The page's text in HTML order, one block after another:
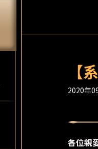
【
2020年
各位親